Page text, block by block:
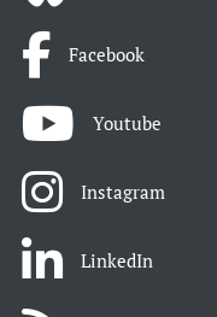
Facebook
Youtube
Instagram
LinkedIn